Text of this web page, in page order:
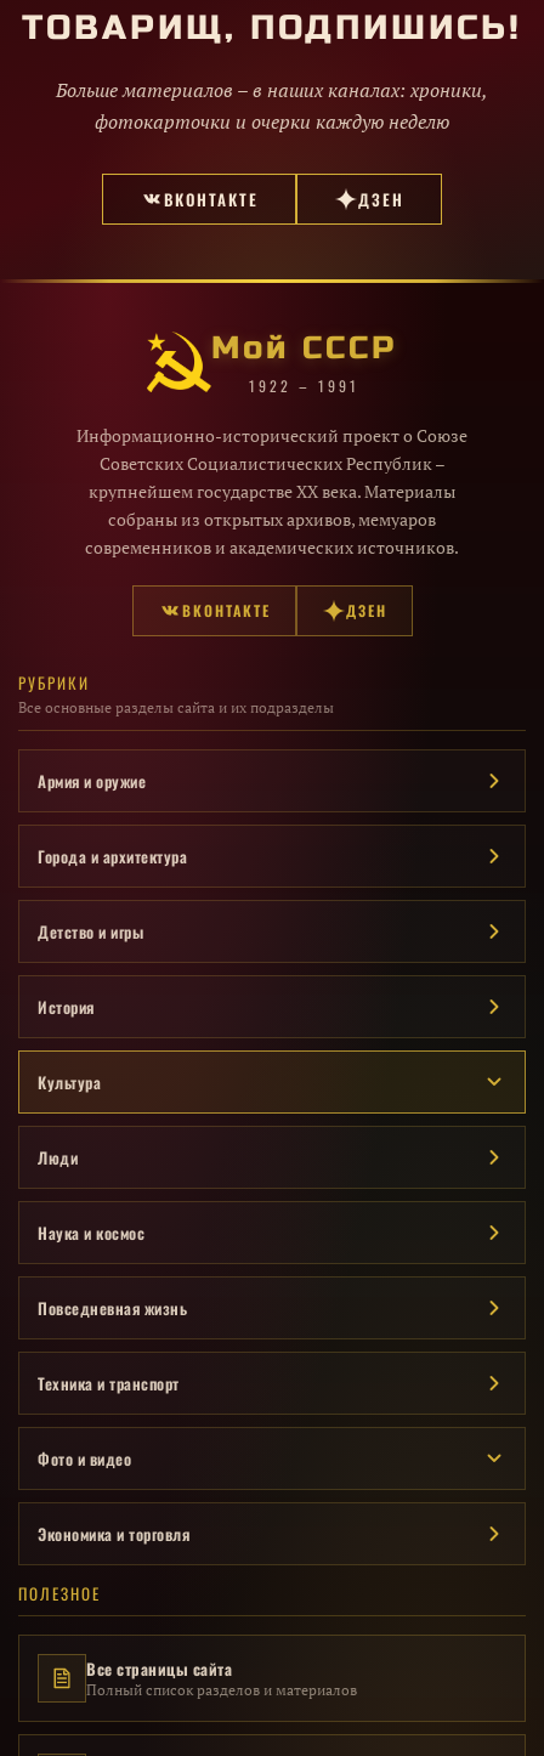
ТОВАРИЩ, ПОДПИШИСЬ!
Больше материалов – в наших каналах: хроники,
фотокарточки и очерки каждую неделю
ВКОНТАКТЕ ДЗЕН
Мой СССР
1922 – 1991
Информационно-исторический проект о Союзе
Советских Социалистических Республик –
крупнейшем государстве XX века. Материалы
собраны из открытых архивов, мемуаров
современников и академических источников.
ВКОНТАКТЕ ДЗЕН
РУБРИКИ
Все основные разделы сайта и их подразделы
Армия и оружие
Города и архитектура
Детство и игры
История
Культура
Люди
Наука и космос
Повседневная жизнь
Техника и транспорт
Фото и видео
Экономика и торговля
ПОЛЕЗНОЕ
Все страницы сайта
Полный список разделов и материалов